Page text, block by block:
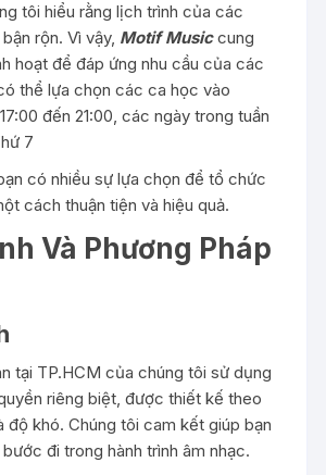
tôi hiểu rằng lịch trình của các
rộn. Vì vậy, Motif Music cung
hoạt để đáp ứng nhu cầu của các
thể lựa chọn các ca học vào
đến 21:00, các ngày trong tuần
7
có nhiều sự lựa chọn để tổ chức
cách thuận tiện và hiệu quả.
Và Phương Pháp
tại TP.HCM của chúng tôi sử dụng
riêng biệt, được thiết kế theo
độ khó. Chúng tôi cam kết giúp bạn
đi trong hành trình âm nhạc.